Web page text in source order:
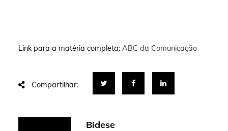
Link para a matéria completa: ABC da Comunicação
Compartilhar:
Bidese